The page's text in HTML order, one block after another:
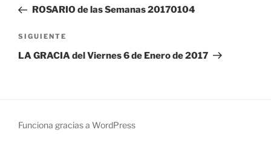
entradas
anterior:
ROSARIO de las Semanas 20170104
Siguiente
entrada
SIGUIENTE
LA GRACIA del Viernes 6 de Enero de 2017
Funciona gracias a WordPress